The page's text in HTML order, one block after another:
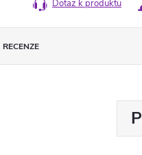
Dotaz k produktu
RECENZE